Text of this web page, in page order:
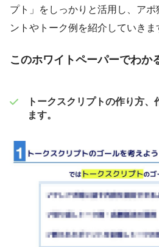
プト」をしっかりと活用し、ア
ントやトーク例を紹介していきま
このホワイトペーパーでわか
トークスクリプトの作り方
ます。